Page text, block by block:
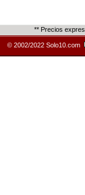
** Precios
© 2002/2022 Solo10.com